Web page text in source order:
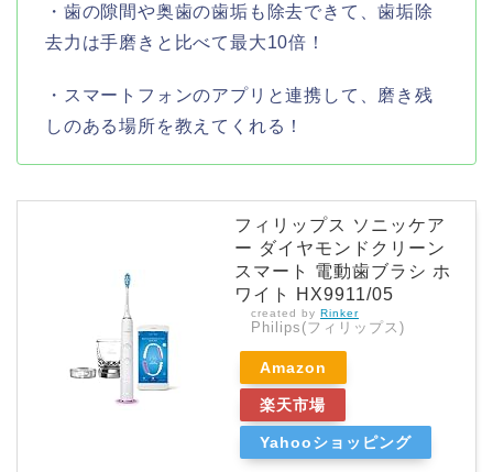
・歯の隙間や奥歯の歯垢も除去できて、歯垢除
去力は手磨きと比べて最大10倍！
・スマートフォンのアプリと連携して、磨き残
しのある場所を教えてくれる！
フィリップス ソニッケア
ー ダイヤモンドクリーン
スマート 電動歯ブラシ ホ
ワイト HX9911/05
created by Rinker
Philips(フィリップス)
Amazon
楽天市場
Yahooショッピング